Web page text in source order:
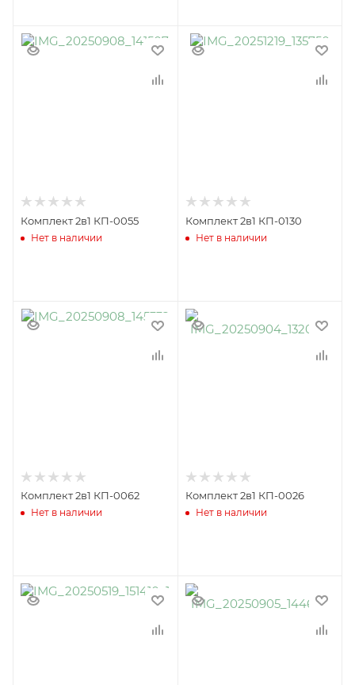
Комплект 2в1 КП-0055
Нет в наличии
Комплект 2в1 КП-0130
Нет в наличии
Комплект 2в1 КП-0062
Нет в наличии
Комплект 2в1 КП-0026
Нет в наличии